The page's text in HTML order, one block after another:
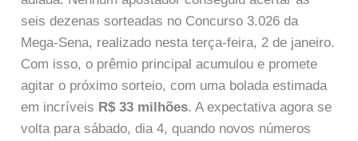
seis dezenas sorteadas no Concurso 3.026 da
Mega-Sena, realizado nesta terça-feira, 2 de janeiro.
Com isso, o prêmio principal acumulou e promete
agitar o próximo sorteio, com uma bolada estimada
em incríveis R$ 33 milhões. A expectativa agora se
volta para sábado, dia 4, quando novos números